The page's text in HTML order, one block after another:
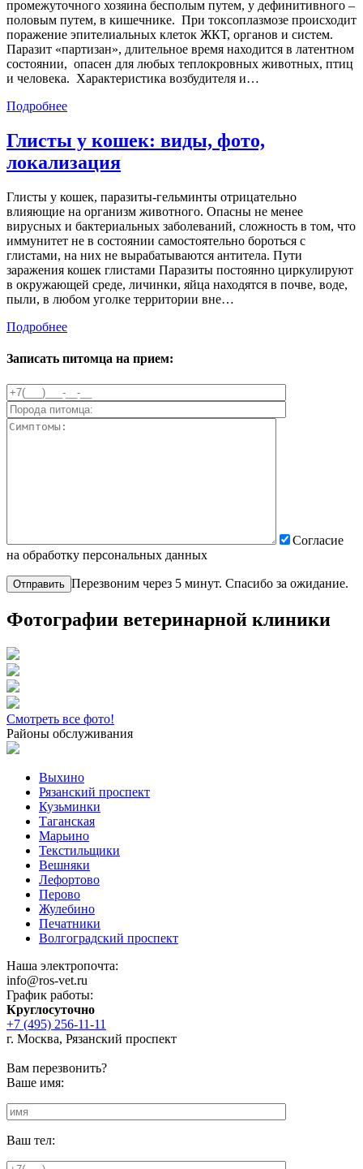
промежуточного хозяина бесполым путем, у дефинитивного –
половым путем, в кишечнике. При токсоплазмозе происходит
поражение эпителиальных клеток ЖКТ, органов и систем.
Паразит «партизан», длительное время находится в латентном
состоянии, опасен для любых теплокровных животных, птиц
и человека. Характеристика возбудителя и…
Подробнее
Глисты у кошек: виды, фото,
локализация
Глисты у кошек, паразиты-гельминты отрицательно
влияющие на организм животного. Опасны не менее
вирусных и бактериальных заболеваний, сложность в том, что
иммунитет не в состоянии самостоятельно бороться с
глистами, на них не вырабатываются антитела. Пути
заражения кошек глистами Паразиты постоянно циркулируют
в окружающей среде, личинки, яйца находятся в почве, воде,
пыли, в любом уголке территории вне…
Подробнее
Записать питомца на прием:
Согласие
на обработку персональных данных
Перезвоним через 5 минут. Спасибо за ожидание.
Фотографии ветеринарной клиники
Смотреть все фото!
Районы обслуживания
Выхино
Рязанский проспект
Кузьминки
Таганская
Марьино
Текстильщики
Вешняки
Лефортово
Перово
Жулебино
Печатники
Волгоградский проспект
Наша электропочта:
info@ros-vet.ru
График работы:
Круглосуточно
+7 (495) 256-11-11
г. Москва, Рязанский проспект
Вам перезвонить?
Ваше имя:
Ваш тел: